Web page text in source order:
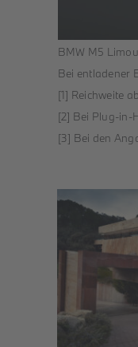
BMW M5
Bei entladener
[1] Reichweite
[2] Bei Plug-in-
[3] Bei den